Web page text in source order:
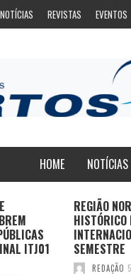
NOTÍCIAS REVISTAS EVENTOS
HOME NOTÍCIAS
ITJ01
REGIÃO
HISTÓRICO
SEMESTRE
REDAÇÃO